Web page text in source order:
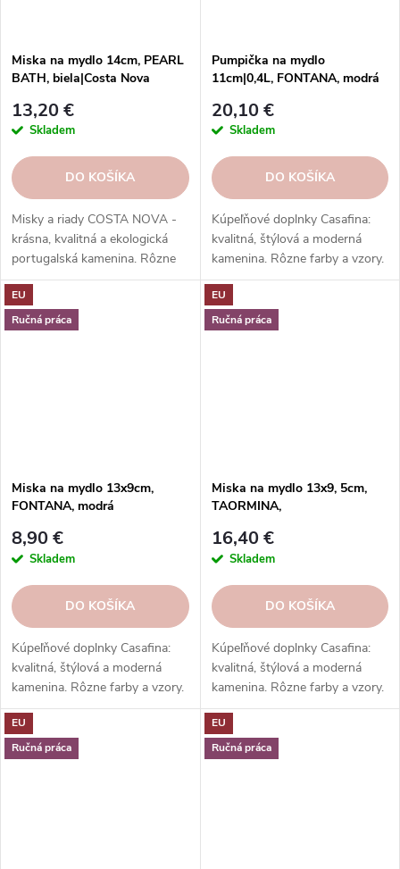
Miska na mydlo 14cm, PEARL
BATH, biela|Costa Nova
13,20 €
Skladem
DO KOŠÍKA
Misky a riady COSTA NOVA -
krásna, kvalitná a ekologická
portugalská kamenina. Rôzne
tvary, farby, vzory a veľkosti.
Objednajte si ich v našom e-
shope.
Pumpička na mydlo
11cm|0,4L, FONTANA, modrá
20,10 €
Skladem
DO KOŠÍKA
Kúpeľňové doplnky Casafina:
kvalitná, štýlová a moderná
kamenina. Rôzne farby a vzory.
Ideálne do kúpeľne. Skvelý
darček.
EU
Ručná práca
Miska na mydlo 13x9cm,
FONTANA, modrá
8,90 €
Skladem
DO KOŠÍKA
Kúpeľňové doplnky Casafina:
kvalitná, štýlová a moderná
kamenina. Rôzne farby a vzory.
Ideálne do kúpeľne. Skvelý
darček.
EU
Ručná práca
Miska na mydlo 13x9, 5cm,
TAORMINA,
16,40 €
Skladem
DO KOŠÍKA
Kúpeľňové doplnky Casafina:
kvalitná, štýlová a moderná
kamenina. Rôzne farby a vzory.
Ideálne do kúpeľne. Skvelý
darček.
EU
Ručná práca
EU
Ručná práca